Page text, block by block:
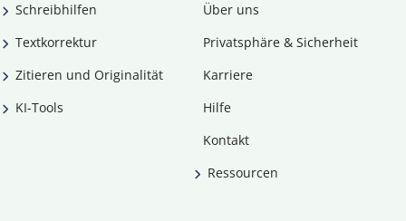
Schreibhilfen
Textkorrektur
Zitieren und Originalität
KI-Tools
Über uns
Privatsphäre & Sicherheit
Karriere
Hilfe
Kontakt
Ressourcen